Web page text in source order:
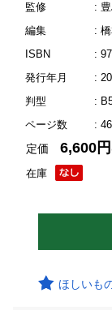
監修
:
編集
:
ISBN
:
発行年月
:
判型
:
ページ数
:
在庫
定価6,600円
ほしいも